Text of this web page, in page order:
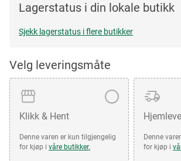
Lagerstatus i din lokale butikk
Sjekk lagerstatus i flere butikker
Velg leveringsmåte
Klikk & Hent
Denne varen er kun tilgjengelig
for kjøp i våre butikker.
Denne
for kjøp i